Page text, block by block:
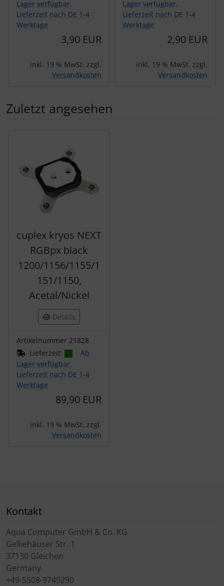
Lager verfügbar,
Lieferzeit nach DE 1-4
Werktage
3,90 EUR
inkl. 19 % MwSt. zzgl.
Versandkosten
Lager verfügbar,
Lieferzeit nach DE 1-4
Werktage
2,90 EUR
inkl. 19 % MwSt. zzgl.
Versandkosten
Zuletzt angesehen
cuplex kryos NEXT
RGBpx black
1200/1156/1155/1
151/1150,
Acetal/Nickel
Details
Artikelnummer 21828
Lieferzeit:
Ab
Lager verfügbar,
Lieferzeit nach DE 1-4
Werktage
89,90 EUR
inkl. 19 % MwSt. zzgl.
Versandkosten
Kontakt
Aqua Computer GmbH & Co. KG
Gelliehäuser Str. 1
37130 Gleichen
Germany
+49-5508-9749290